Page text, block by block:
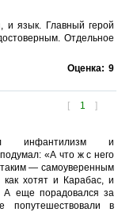
и язык. Главный герой
Отдельное
Оценка: 9
[ 1 ]
инфантилизм и
«А что ж с него
— самоуверенным
хотят и Карабас, и
А еще порадовался за
попутешествовали в